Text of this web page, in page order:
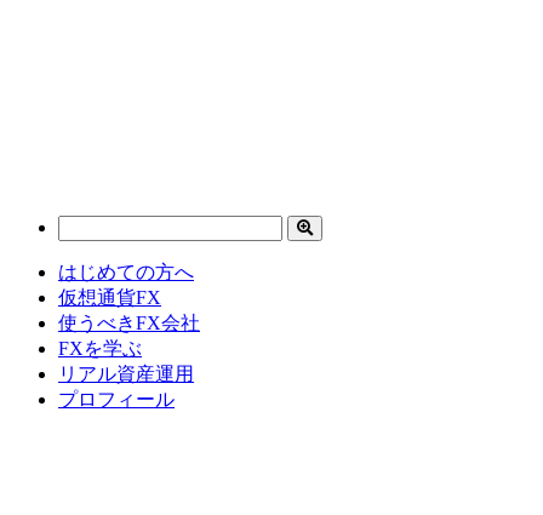
はじめての方へ
仮想通貨FX
使うべきFX会社
FXを学ぶ
リアル資産運用
プロフィール